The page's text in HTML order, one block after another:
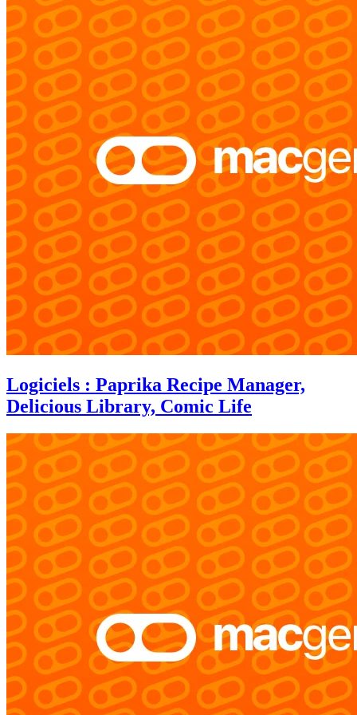
Logiciels : Paprika Recipe Manager,
Delicious Library, Comic Life